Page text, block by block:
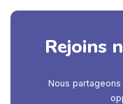
Rejoins
Nous